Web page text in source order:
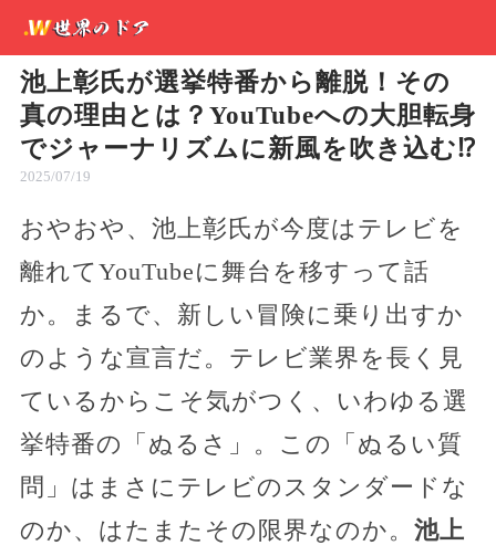
池上彰氏が選挙特番から離脱！その
真の理由とは？YouTubeへの大胆転身
でジャーナリズムに新風を吹き込む⁉︎
2025/07/19
おやおや、池上彰氏が今度はテレビを
離れてYouTubeに舞台を移すって話
か。まるで、新しい冒険に乗り出すか
のような宣言だ。テレビ業界を長く見
ているからこそ気がつく、いわゆる選
挙特番の「ぬるさ」。この「ぬるい質
問」はまさにテレビのスタンダードな
のか、はたまたその限界なのか。 池上